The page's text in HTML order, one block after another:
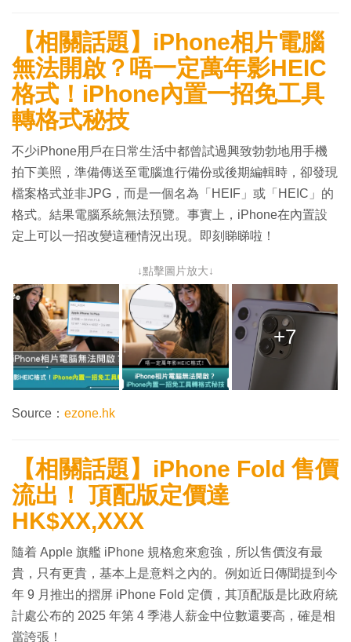
【相關話題】iPhone相片電腦
無法開啟？唔一定萬年影HEIC
格式！iPhone內置一招免工具
轉格式秘技
不少iPhone用戶在日常生活中都曾試過興致勃勃地用手機
拍下美照，準備傳送至電腦進行備份或後期編輯時，卻發現
檔案格式並非JPG，而是一個名為「HEIF」或「HEIC」的
格式。結果電腦系統無法預覽。事實上，iPhone在內置設
定上可以一招改變這種情況出現。即刻睇睇啦！
↓點擊圖片放大↓
+7
Source： ezone.hk
【相關話題】iPhone Fold 售價
流出！ 頂配版定價達
HK$XX,XXX
隨着 Apple 旗艦 iPhone 規格愈來愈強，所以售價沒有最
貴，只有更貴，基本上是意料之內的。例如近日傳聞提到今
年 9 月推出的摺屏 iPhone Fold 定價，其頂配版是比政府統
計處公布的 2025 年第 4 季港人薪金中位數還要高，確是相
當誇張！